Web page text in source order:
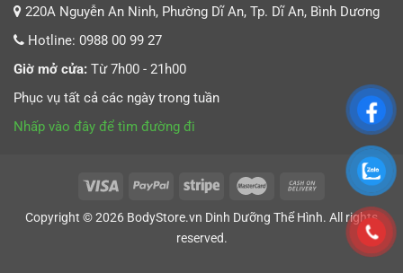
220A Nguyễn An Ninh, Phường Dĩ An, Tp. Dĩ An, Bình Dương
Hotline: 0988 00 99 27
Giờ mở cửa: Từ 7h00 - 21h00
Phục vụ tất cả các ngày trong tuần
Nhấp vào đây để tìm đường đi
Copyright © 2026 BodyStore.vn Dinh Dưỡng Thể Hình. All rights
reserved.